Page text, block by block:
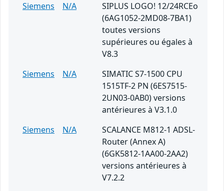
Siemens
N/A
SIPLUS LOGO! 12/24RCEo
(6AG1052-2MD08-7BA1)
toutes versions
supérieures ou égales à
V8.3
Siemens
N/A
SIMATIC S7-1500 CPU
1515TF-2 PN (6ES7515-
2UN03-0AB0) versions
antérieures à V3.1.0
Siemens
N/A
SCALANCE M812-1 ADSL-
Router (Annex A)
(6GK5812-1AA00-2AA2)
versions antérieures à
V7.2.2